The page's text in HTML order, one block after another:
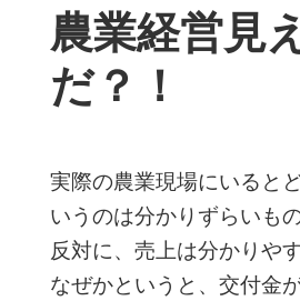
農業経営見
だ？！
実際の農業現場にいると
いうのは分かりずらいもの
反対に、売上は分かりや
なぜかというと、交付金